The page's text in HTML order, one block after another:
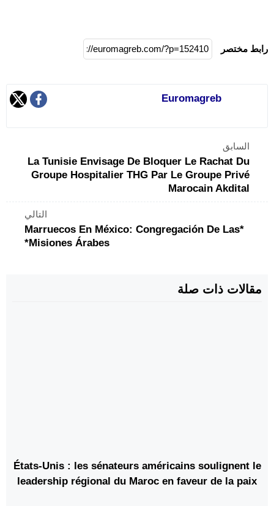
رابط مختصر
Euromagreb
السابق
La Tunisie Envisage De Bloquer Le Rachat Du
Groupe Hospitalier THG Par Le Groupe Privé
Marocain Akdital
التالي
*Marruecos En México: Congregación De Las
Misiones Árabes*
مقالات ذات صلة
États-Unis : les sénateurs américains soulignent le
leadership régional du Maroc en faveur de la paix